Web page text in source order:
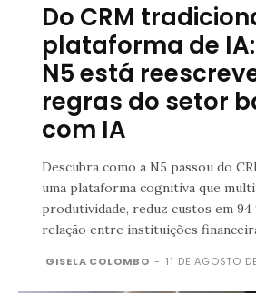
Do CRM
plataforma de
N5 está
regras do setor
com IA
Descubra como a N5 passou do
uma plataforma cognitiva que
produtividade, reduz custos em 94
relação entre instituições
GISELA COLOMBO - 11 DE AGOSTO